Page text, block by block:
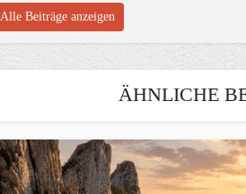
Alle Beiträge anzeigen
ÄHNLICHE